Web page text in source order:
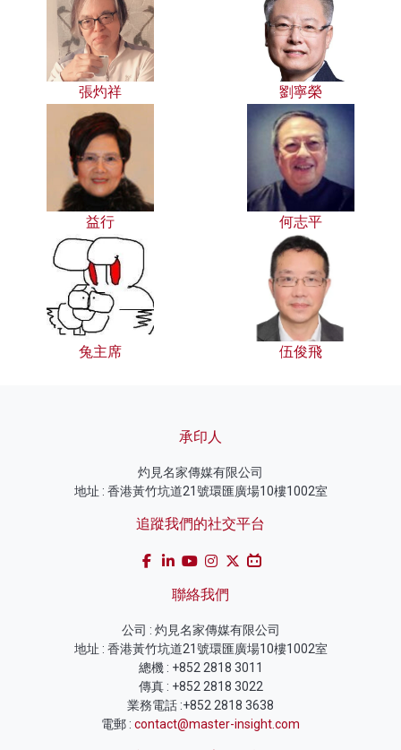
張灼祥 劉寧榮
益行 何志平
兔主席 伍俊飛
承印人
灼見名家傳媒有限公司
地址 : 香港黃竹坑道21號環匯廣場10樓1002室
追蹤我們的社交平台
聯絡我們
公司 : 灼見名家傳媒有限公司
地址 : 香港黃竹坑道21號環匯廣場10樓1002室
總機 : +852 2818 3011
傳真 : +852 2818 3022
業務電話 :+852 2818 3638
電郵 : contact@master-insight.com